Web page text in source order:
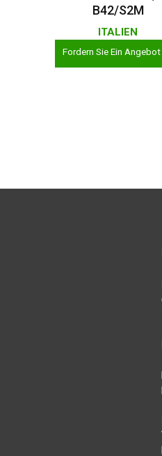
B42/S2M
ITALIEN
Fordern Sie Ein Angebot